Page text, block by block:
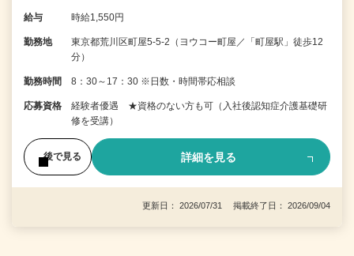
給与 時給1,550円
勤務地
東京都荒川区町屋5-5-2（ヨウコー町屋／「町屋駅」徒歩12
分）
勤務時間 8：30～17：30 ※日数・時間帯応相談
応募資格
経験者優遇 ★資格のない方も可（入社後認知症介護基礎研
修を受講）
後で見る 詳細を見る
更新日： 2026/07/31 掲載終了日： 2026/09/04